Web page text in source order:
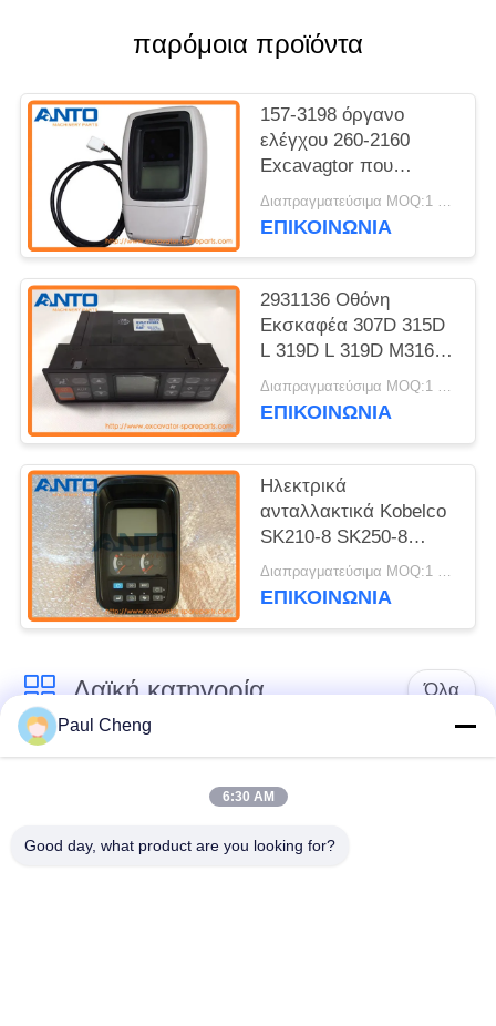
παρόμοια προϊόντα
157-3198 όργανο
ελέγχου 260-2160
Excavagtor που
εφαρμόζεται στα μέρη
εκσκαφέων ΓΑΤΩΝ
Διαπραγματεύσιμα MOQ:1 η/υ
ΕΠΙΚΟΙΝΩΝΙΑ
2931136 Οθόνη
Εκσκαφέα 307D 315D
L 319D L 319D M316D
M318D M313D 312D
311D 320D 323D
Διαπραγματεύσιμα MOQ:1 η/υ
ΕΠΙΚΟΙΝΩΝΙΑ
Ηλεκτρικά
ανταλλακτικά Kobelco
SK210-8 SK250-8
Kobelco Excavator
Monitor
Διαπραγματεύσιμα MOQ:1 η/υ
ΕΠΙΚΟΙΝΩΝΙΑ
Λαϊκή κατηγορία Όλα
Εκσκαφέας
Τελικό Drive
εκσκαφέων
εργαλείο
Paul Cheng
6:30 AM
Good day, what product are you looking for?